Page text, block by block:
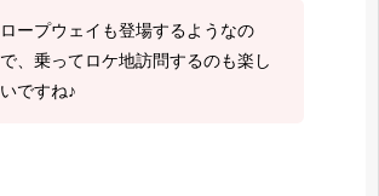
ロープウェイも登場するようなの
で、乗ってロケ地訪問するのも楽し
いですね♪